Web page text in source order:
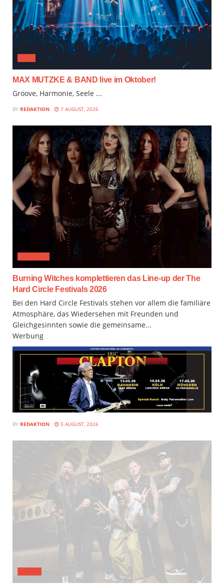
MAX MUTZKE & BAND live im Oktober!
Groove, Harmonie, Seele ...
BY REDAKTION 7 AUGUST, 2026
Burning Witches komplettieren das Line-up der The
Hard Circle Festivals 2026
Bei den Hard Circle Festivals stehen vor allem die familiäre
Atmosphäre, das Wiedersehen mit Freunden und
Gleichgesinnten sowie die gemeinsame...
Werbung
BY REDAKTION 5 AUGUST, 2026